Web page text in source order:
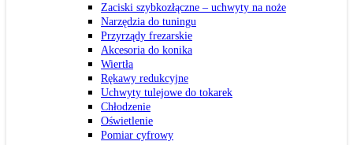
Zaciski szybkozłączne – uchwyty na noże
Narzędzia do tuningu
Przyrządy frezarskie
Akcesoria do konika
Wiertła
Rękawy redukcyjne
Uchwyty tulejowe do tokarek
Chłodzenie
Oświetlenie
Pomiar cyfrowy